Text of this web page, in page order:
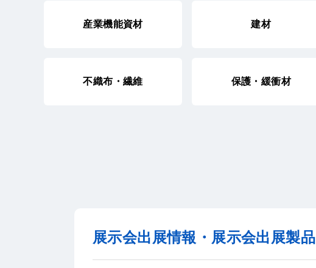
産業機能資材 建材
不織布・繊維 保護・緩衝材
展示会出展情報・展示会出展製品